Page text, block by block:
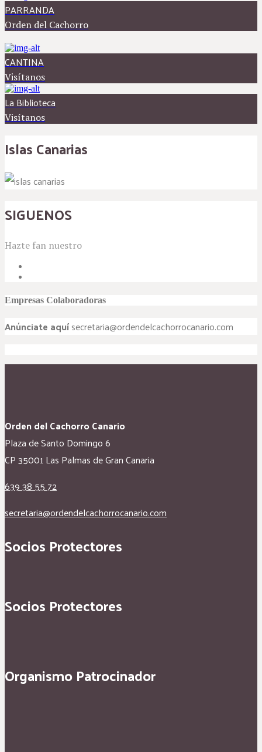
PARRANDA
Orden del Cachorro
CANTINA
Visítanos
La Biblioteca
Visítanos
Islas Canarias
SIGUENOS
Hazte fan nuestro
Empresas Colaboradoras
Anúnciate aquísecretaria@ordendelcachorrocanario.com
Orden del Cachorro Canario
Plaza de Santo Domingo 6
CP 35001 Las Palmas de Gran Canaria
639 38 55 72
secretaria@ordendelcachorrocanario.com
Socios Protectores
Socios Protectores
Organismo Patrocinador